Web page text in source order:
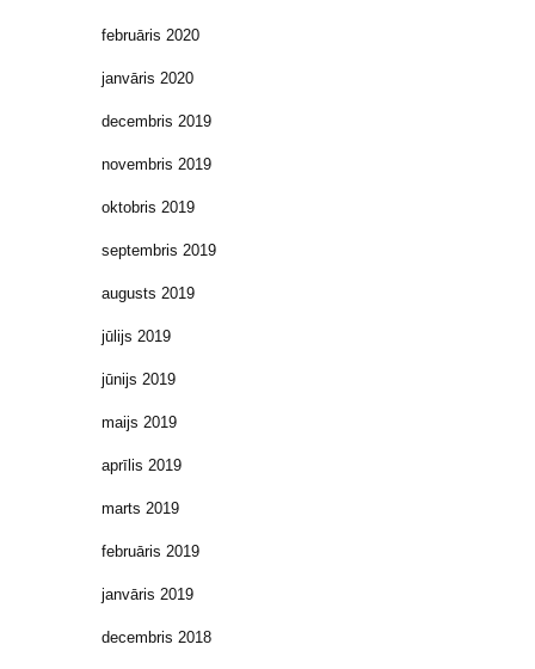
februāris 2020
janvāris 2020
decembris 2019
novembris 2019
oktobris 2019
septembris 2019
augusts 2019
jūlijs 2019
jūnijs 2019
maijs 2019
aprīlis 2019
marts 2019
februāris 2019
janvāris 2019
decembris 2018